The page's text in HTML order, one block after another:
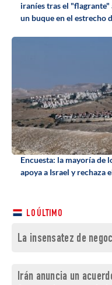
iraníes tras el "flagrante"
un buque en el estrecho
Encuesta: la mayoría de
apoya a Israel y rechaza
LO ÚLTIMO
La insensatez de
Irán anuncia un